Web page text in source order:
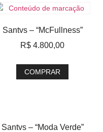
Santvs – “McFullness”
R$ 4.800,00
COMPRAR
Santvs – “Moda Verde”